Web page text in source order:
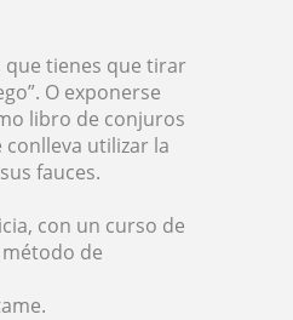
que tienes que tirar
O exponerse
libro de conjuros
utilizar la
fauces.
con un curso de
de